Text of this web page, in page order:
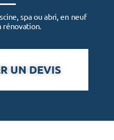
spa ou abri, en neuf
rénovation.
UN DEVIS